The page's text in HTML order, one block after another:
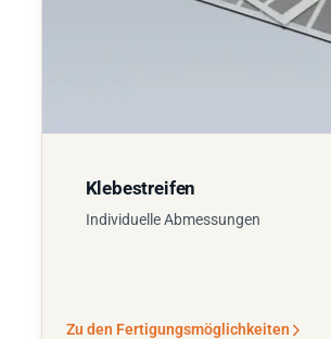
Klebestreifen
Individuelle Abmessungen
Zu den Fertigungsmöglichkeiten